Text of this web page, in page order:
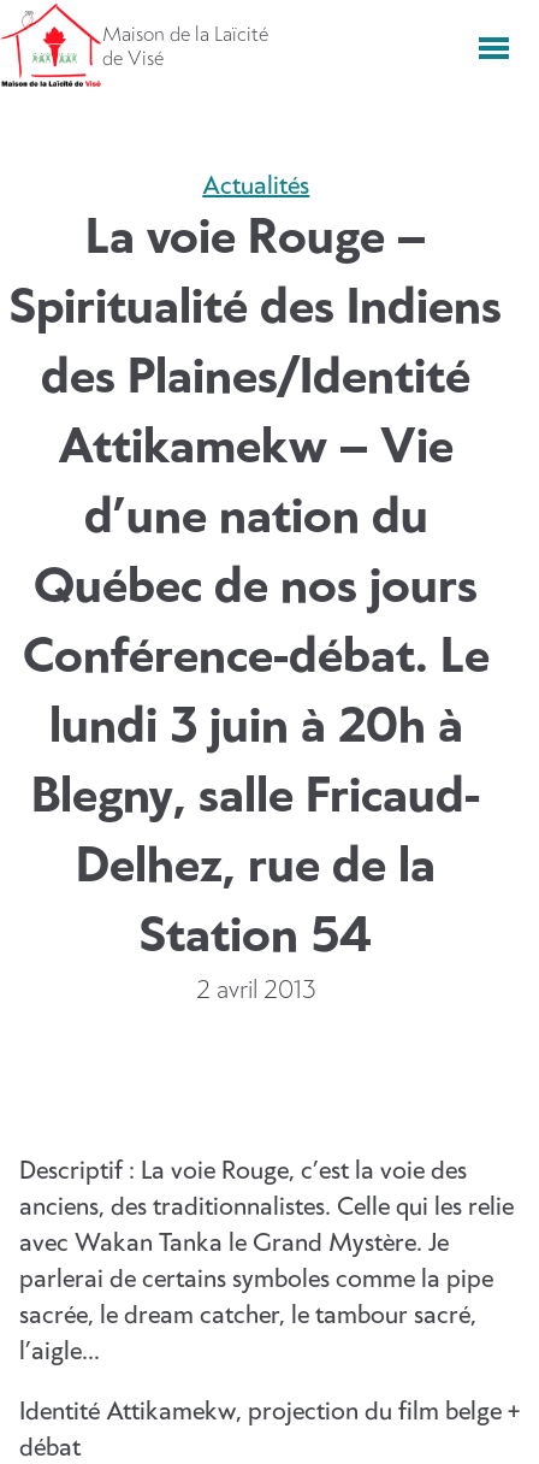
Aller
directement
vers
Maison de la Laïcité
de Visé
Actualités
La voie Rouge –
Spiritualité des Indiens
des Plaines/Identité
Attikamekw – Vie
d’une nation du
Québec de nos jours
Conférence-débat. Le
lundi 3 juin à 20h à
Blegny, salle Fricaud-
Delhez, rue de la
Station 54
2 avril 2013
Descriptif : La voie Rouge, c’est la voie des
anciens, des traditionnalistes. Celle qui les relie
avec Wakan Tanka le Grand Mystère. Je
parlerai de certains symboles comme la pipe
sacrée, le dream catcher, le tambour sacré,
l’aigle…
Identité Attikamekw, projection du film belge +
débat